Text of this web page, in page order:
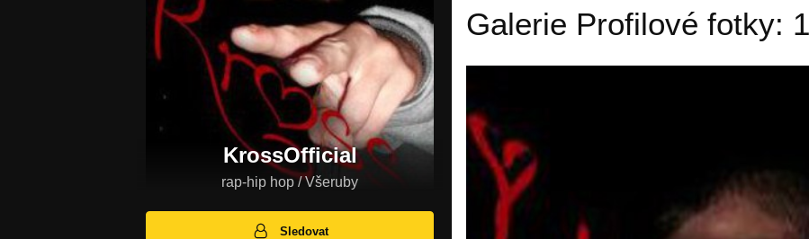
KrossOfficial
rap-hip hop / Všeruby
Sledovat
Galerie Profilové fotky: